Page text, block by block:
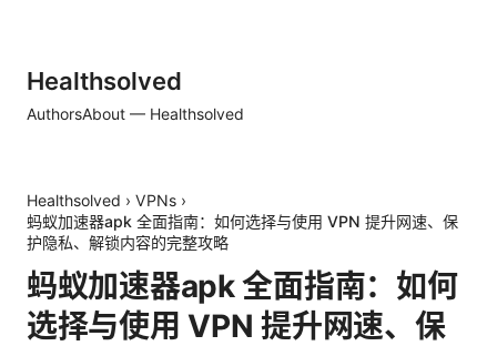
Healthsolved
AuthorsAbout — Healthsolved
Healthsolved › VPNs ›
蚂蚁加速器apk 全面指南：如何选择与使用 VPN 提升网速、保
护隐私、解锁内容的完整攻略
蚂蚁加速器apk 全面指南：如何
选择与使用 VPN 提升网速、保